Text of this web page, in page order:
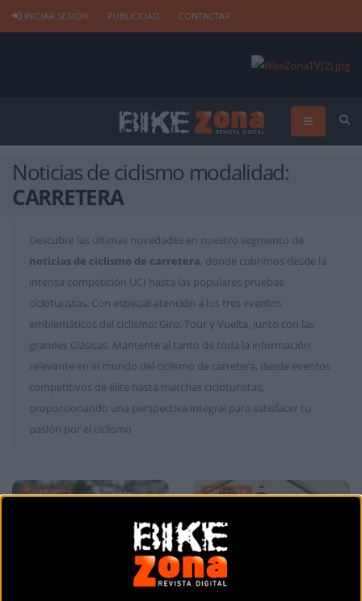
INICIAR SESIÓN PUBLICIDAD CONTACTAR
Noticias de ciclismo modalidad:
CARRETERA
Descubre las últimas novedades en nuestro segmento de
noticias de ciclismo de carretera, donde cubrimos desde la
intensa competición UCI hasta las populares pruebas
cicloturistas. Con especial atención a los tres eventos
emblemáticos del ciclismo: Giro, Tour y Vuelta, junto con las
grandes Clásicas. Mantente al tanto de toda la información
relevante en el mundo del ciclismo de carretera, desde eventos
competitivos de élite hasta marchas cicloturistas,
proporcionando una perspectiva integral para satisfacer tu
pasión por el ciclismo
Carretera Carretera